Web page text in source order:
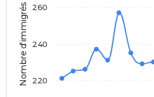
Nombre d'immigrés 220
240
260